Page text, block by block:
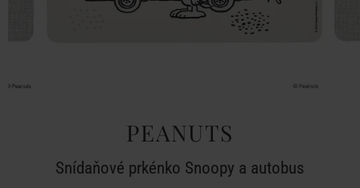
PEANUTS
Snídaňové prkénko Snoopy a autobus